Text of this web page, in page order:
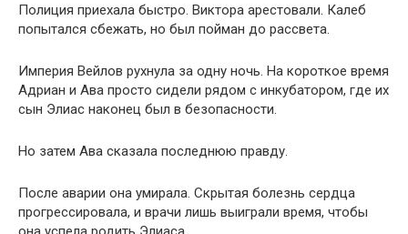
Полиция приехала быстро. Виктора арестовали. Калеб
попытался сбежать, но был пойман до рассвета.
Империя Вейлов рухнула за одну ночь. На короткое время
Адриан и Ава просто сидели рядом с инкубатором, где их
сын Элиас наконец был в безопасности.
Но затем Ава сказала последнюю правду.
После аварии она умирала. Скрытая болезнь сердца
прогрессировала, и врачи лишь выиграли время, чтобы